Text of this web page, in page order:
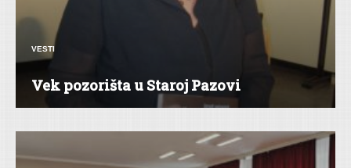
VESTI
Vek pozorišta u Staroj Pazovi